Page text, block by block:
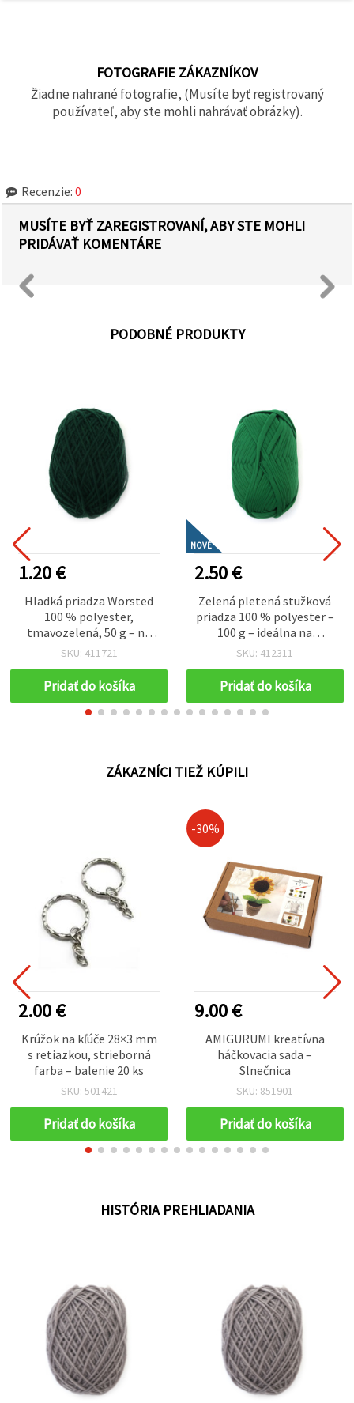
FOTOGRAFIE ZÁKAZNÍKOV
Žiadne nahrané fotografie, (Musíte byť registrovaný
používateľ, aby ste mohli nahrávať obrázky).
Recenzie: 0
MUSÍTE BYŤ ZAREGISTROVANÍ, ABY STE MOHLI
PRIDÁVAŤ KOMENTÁRE
PODOBNÉ PRODUKTY
1.20 €
Hladká priadza Worsted
100 % polyester,
tmavozelená, 50 g – na
pletenie a rôzne
projekty
SKU: 411721
Pridať do košíka
NOVÉ
2.50 €
Zelená pletená stužková
priadza 100 % polyester –
100 g – ideálna na
háčkovanie, pletenie a
(handmade)
SKU: 412311
Pridať do košíka
ZÁKAZNÍCI TIEŽ KÚPILI
2.00 €
Krúžok na kľúče 28×3 mm
s retiazkou, strieborná
farba – balenie 20 ks
SKU: 501421
Pridať do košíka
-30%
9.00 €
AMIGURUMI kreatívna
háčkovacia sada –
Slnečnica
SKU: 851901
Pridať do košíka
HISTÓRIA PREHLIADANIA